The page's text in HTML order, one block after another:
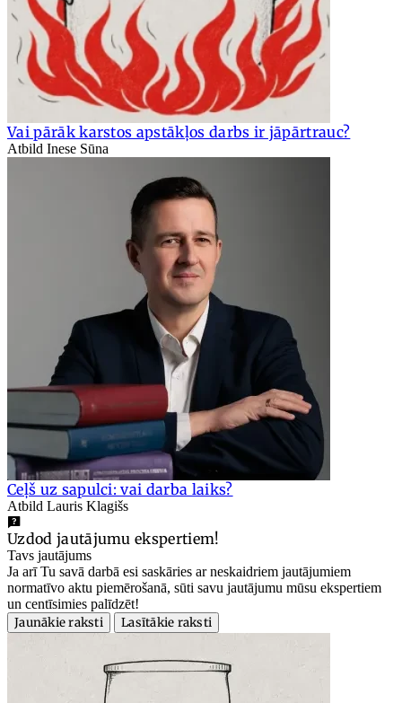
Vai pārāk karstos apstākļos darbs ir jāpārtrauc?
Atbild Inese Sūna
Ceļš uz sapulci: vai darba laiks?
Atbild Lauris Klagišs
Uzdod jautājumu ekspertiem!
Tavs jautājums
Ja arī Tu savā darbā esi saskāries ar neskaidriem jautājumiem
normatīvo aktu piemērošanā, sūti savu jautājumu mūsu ekspertiem
un centīsimies palīdzēt!
Jaunākie raksti
Lasītākie raksti